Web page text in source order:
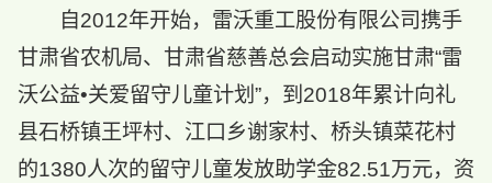
自2012年开始，雷沃重工股份有限公司携手
甘肃省农机局、甘肃省慈善总会启动实施甘肃“雷
沃公益•关爱留守儿童计划”，到2018年累计向礼
县石桥镇王坪村、江口乡谢家村、桥头镇菜花村
的1380人次的留守儿童发放助学金82.51万元，资